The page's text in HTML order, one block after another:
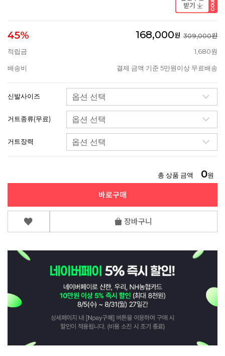
45% 168,000원 309,000원
적립금
1,680원
배송비 결제 금액 기준 5만원이상 무료배송
신발사이즈
거트종류(무료)
거트장력
총 상품 금액 0원
바로구매
장바구니